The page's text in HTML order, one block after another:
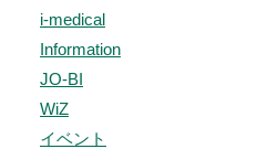
i-medical
Information
JO-BI
WiZ
イベント